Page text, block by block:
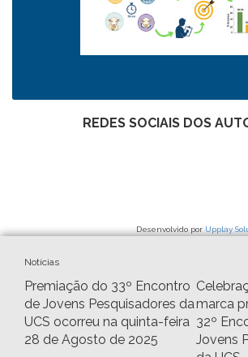
REDES SOCIAIS DOS
Desenvolvido por Upplay
Notícias
Premiação do 33º Encontro
de Jovens Pesquisadores da
UCS ocorreu na quinta-feira
28 de Agosto de 2025
marca
32º
Jovens